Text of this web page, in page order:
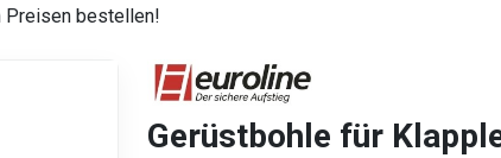
Preisen bestellen!
Gerüstbohle für